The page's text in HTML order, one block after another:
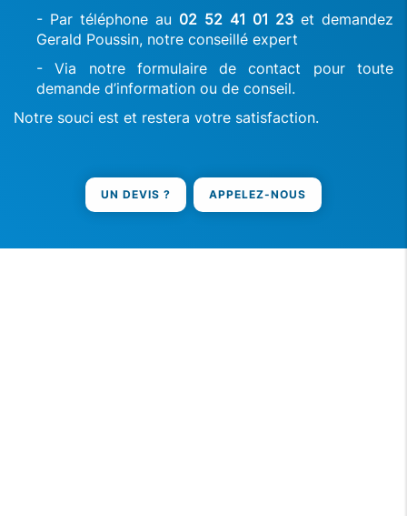
- Par téléphone au 02 52 41 01 23 et demandez
Gerald Poussin, notre conseillé expert
- Via notre formulaire de contact pour toute
demande d’information ou de conseil.
Notre souci est et restera votre satisfaction.
UN DEVIS ? APPELEZ-NOUS